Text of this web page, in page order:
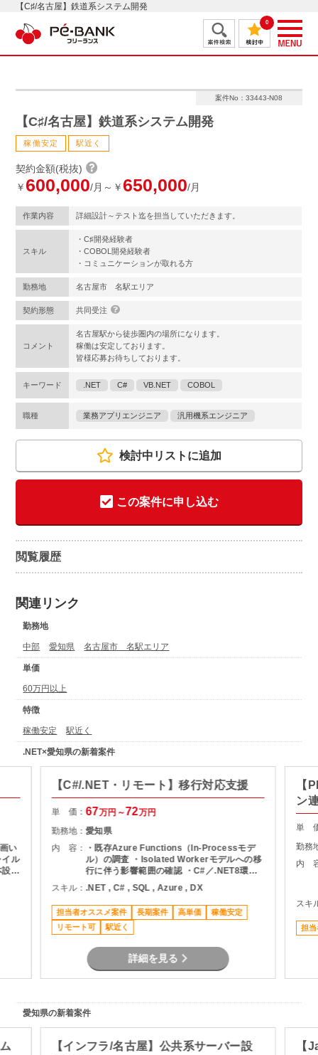
【C♯/名古屋】鉄道系システム開発
0
案件No：33443-N08
【C♯/名古屋】鉄道系システム開発
稼働安定 駅近く
契約金額(税抜)
￥ 600,000/月～￥ 650,000/月
作業内容 詳細設計～テスト迄を担当していただきます。
スキル
・C♯開発経験者
・COBOL開発経験者
・コミュニケーションが取れる方
勤務地 名古屋市 名駅エリア
契約形態 共同受注
コメント
名古屋駅から徒歩圏内の場所になります。
稼働は安定しております。
皆様応募お待ちしております。
キーワード .NET C# VB.NET COBOL
職種 業務アプリエンジニア 汎用機系エンジニア
検討中リストに追加
この案件に申し込む
閲覧履歴
関連リンク
勤務地
中部 愛知県 名古屋市 名駅エリア
単価
60万円以上
特徴
稼働安定 駅近く
.NET×愛知県の新着案件
い
イル
計
【C#/.NET・リモート】移行対応支援
単 価：67万円～72万円
勤務地：愛知県
内 容：
・既存Azure Functions（In-Processモデ
ル）の調査 ・Isolated Workerモデルへの移
行に伴う影響範囲の確認 ・C#／.NET8環境
での改修・実装対応 ・Azure SQL（SQL
Server）を用いたデータ参照・更新 ・単体
テスト、APIテストの実施 ・課題整理、不具
合対応、必要に応じたエスカレーション
スキル： .NET , C# , SQL , Azure , DX
担当者オススメ案件 長期案件 高単価
稼働安定
リモート可
駅近く
詳細を見る
【
ン
単
勤務
内
スキ
担当
愛知県の新着案件
【インフラ/名古屋】公共系サーバー設
【